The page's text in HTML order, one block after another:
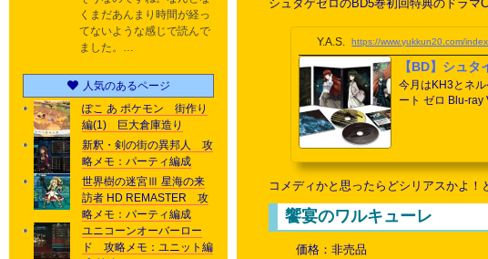
シュタゲゼロのBD5巻初回特典のドラマ
Y.A.S. https://www.yukkun20.com/
【BD】シュ
今月はKH3とネ
ート ゼロ Blu-ray
コメディかと思ったらどシリアスかよ
饗宴のワルキューレ
価格：非売品
くまだあんまり時間が経っ
てないような感じで読んで
ました。…
人気のあるページ
ぽこ あ ポケモン 街作り
編(1) 巨大倉庫造り
新釈・剣の街の異邦人 攻
略メモ：パーティ編成
世界樹の迷宮Ⅲ 星海の来
訪者 HD REMASTER 攻
略メモ：パーティ編成
ユニコーンオーバーロー
ド 攻略メモ：ユニット編